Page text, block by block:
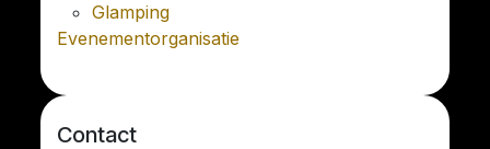
Glamping
Evenementorganisatie
Contact